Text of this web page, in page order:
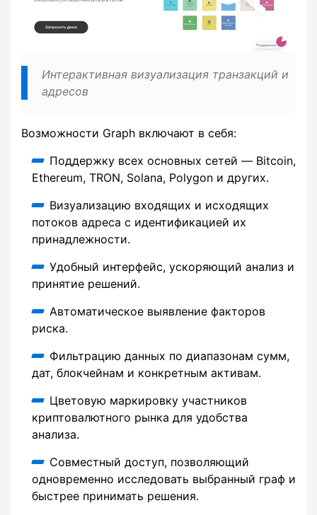
Интерактивная визуализация транзакций и
адресов
Возможности Graph включают в себя:
Поддержку всех основных сетей — Bitcoin,
Ethereum, TRON, Solana, Polygon и других.
Визуализацию входящих и исходящих
потоков адреса с идентификацией их
принадлежности.
Удобный интерфейс, ускоряющий анализ и
принятие решений.
Автоматическое выявление факторов
риска.
Фильтрацию данных по диапазонам сумм,
дат, блокчейнам и конкретным активам.
Цветовую маркировку участников
криптовалютного рынка для удобства
анализа.
Совместный доступ, позволяющий
одновременно исследовать выбранный граф и
быстрее принимать решения.